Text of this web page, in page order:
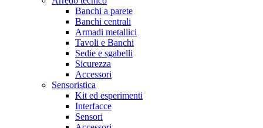
Banchi a parete
Banchi centrali
Armadi metallici
Tavoli e Banchi
Sedie e sgabelli
Sicurezza
Accessori
Sensoristica
Kit ed esperimenti
Interfacce
Sensori